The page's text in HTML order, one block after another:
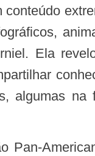
Ela
algumas